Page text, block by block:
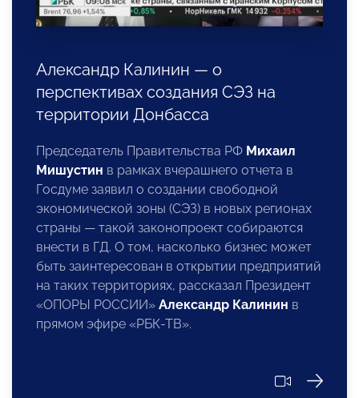
Александр Калинин — о
перспективах создания СЭЗ на
территории Донбасса
Председатель Правительства РФ Михаил
Мишустин в рамках вчерашнего отчета в
Госдуме заявил о создании свободной
экономической зоны (СЭЗ) в новых регионах
страны — такой законопроект собираются
внести в ГД. О том, насколько бизнес может
быть заинтересован в открытии предприятий
на таких территориях, рассказал Президент
«ОПОРЫ РОССИИ» Александр Калинин в
прямом эфире «РБК-ТВ».